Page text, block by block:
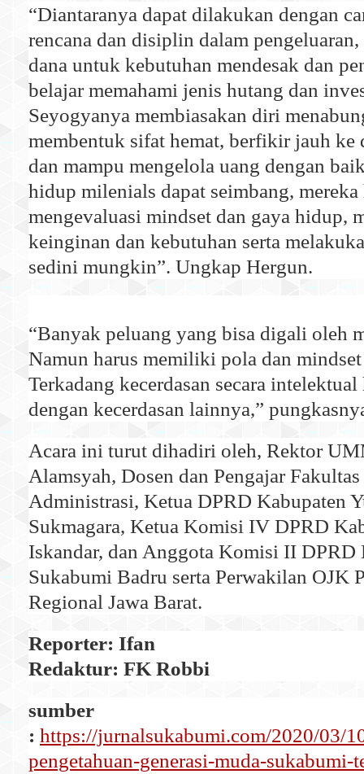
“Diantaranya dapat dilakukan dengan
rencana dan disiplin dalam
dana untuk kebutuhan mendesak dan
belajar memahami jenis hutang dan
Seyogyanya membiasakan diri
membentuk sifat hemat, berfikir jauh ke
dan mampu mengelola uang dengan
hidup milenials dapat seimbang, mereka
mengevaluasi mindset dan gaya hidup,
keinginan dan kebutuhan serta
sedini mungkin”. Ungkap Hergun.
“Banyak peluang yang bisa digali oleh
Namun harus memiliki pola dan
Terkadang kecerdasan secara
dengan kecerdasan lainnya,”
Acara ini turut dihadiri oleh, Rektor
Alamsyah, Dosen dan Pengajar
Administrasi, Ketua DPRD Kabupaten
Sukmagara, Ketua Komisi IV DPRD
Iskandar, dan Anggota Komisi II DPRD
Sukabumi Badru serta Perwakilan OJK
Regional Jawa Barat.
Reporter: Ifan
Redaktur: FK Robbi
sumber
: https://jurnalsukabumi.com/2020/03/
pengetahuan-generasi-muda-sukabumi-